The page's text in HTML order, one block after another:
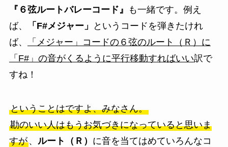
『６弦ルートバレーコード』
も一緒です。例え
ば、
「F#メジャー」
というコードを弾きたけれ
ば、
「メジャー」コードの６弦のルート（Ｒ）に
「F#」の音がくるように平行移動すればいい訳で
すね！
ということはですよ、みなさん。
勘のいい人はもうお気づきになっていると思いま
すが、 ルート（Ｒ） に音を当てはめていろんなコ